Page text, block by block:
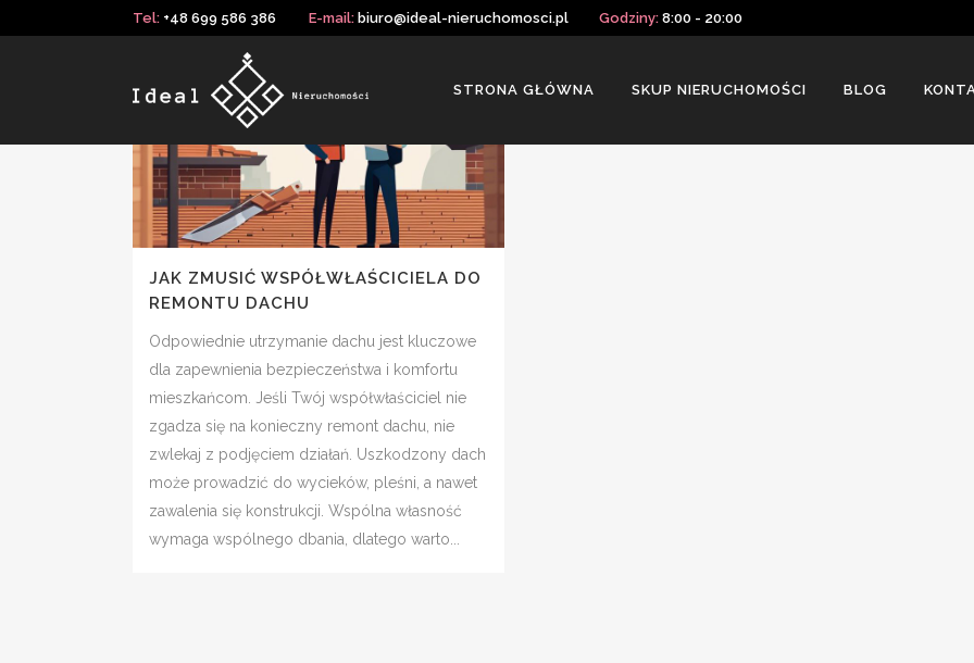
Tel: +48 699 586 386 E-mail: biuro@ideal-nieruchomosci.pl Godziny: 8:00 - 20:00
STRONA GŁÓWNA SKUP NIERUCHOMOŚCI BLOG
JAK ZMUSIĆ WSPÓŁWŁAŚCICIELA DO
REMONTU DACHU
Odpowiednie utrzymanie dachu jest kluczowe
dla zapewnienia bezpieczeństwa i komfortu
mieszkańcom. Jeśli Twój współwłaściciel nie
zgadza się na konieczny remont dachu, nie
zwlekaj z podjęciem działań. Uszkodzony dach
może prowadzić do wycieków, pleśni, a nawet
zawalenia się konstrukcji. Wspólna własność
wymaga wspólnego dbania, dlatego warto...